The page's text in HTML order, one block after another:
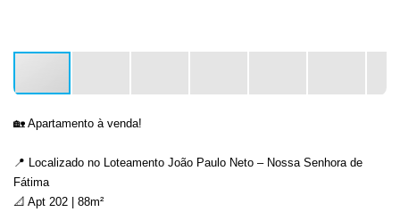
🏡 Apartamento à venda!
📍 Localizado no Loteamento João Paulo Neto – Nossa Senhora de
Fátima
📐 Apt 202 | 88m²